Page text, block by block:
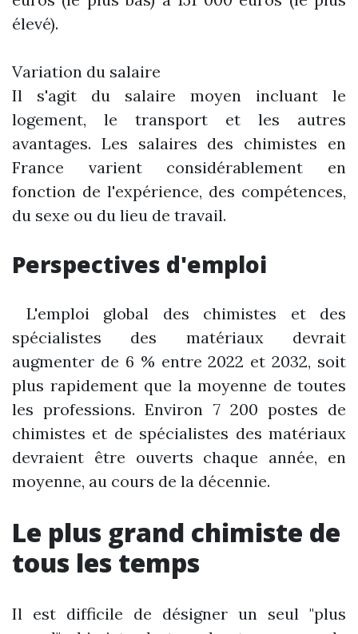
élevé).
Variation du salaire
Il s'agit du salaire moyen incluant le
logement, le transport et les autres
avantages. Les salaires des chimistes en
France varient considérablement en
fonction de l'expérience, des compétences,
du sexe ou du lieu de travail.
Perspectives d'emploi
L'emploi global des chimistes et des
spécialistes des matériaux devrait
augmenter de 6 % entre 2022 et 2032, soit
plus rapidement que la moyenne de toutes
les professions. Environ 7 200 postes de
chimistes et de spécialistes des matériaux
devraient être ouverts chaque année, en
moyenne, au cours de la décennie.
Le plus grand chimiste de
tous les temps
Il est difficile de désigner un seul "plus